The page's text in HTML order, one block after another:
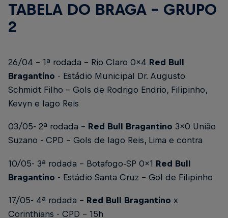
TABELA DO BRAGA - GRUPO
2
26/04 - 1ª rodada - Rio Claro 0x4 Red Bull
Bragantino - Estádio Municipal Dr. Augusto
Schmidt Filho - Gols de Rodrigo Endrio, Filipinho,
Kevyn e Iago Reis
03/05- 2ª rodada - Red Bull Bragantino 3x0 União
Suzano - CPD - Gols de Iago Reis, Lima e contra
10/05- 3ª rodada - Botafogo-SP 0x1 Red Bull
Bragantino - Estádio Santa Cruz - Gol de Filipinho
17/05- 4ª rodada - Red Bull Bragantino x
Corinthians - CPD - 15h